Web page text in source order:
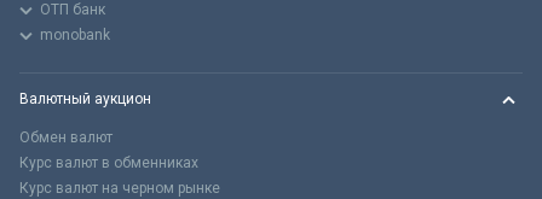
ОТП банк
monobank
Валютный аукцион
Обмен валют
Курс валют в обменниках
Курс валют на черном рынке